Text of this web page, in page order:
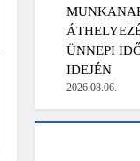
ÜNNEPI
IDEJÉN
2026.08.06.